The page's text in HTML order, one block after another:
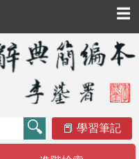
☰
學習筆記